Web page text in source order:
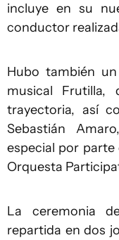
incluye en su
conductor
Hubo también
musical
trayectoria, así
Sebastián
especial por
Orquesta
La ceremonia
repartida en dos